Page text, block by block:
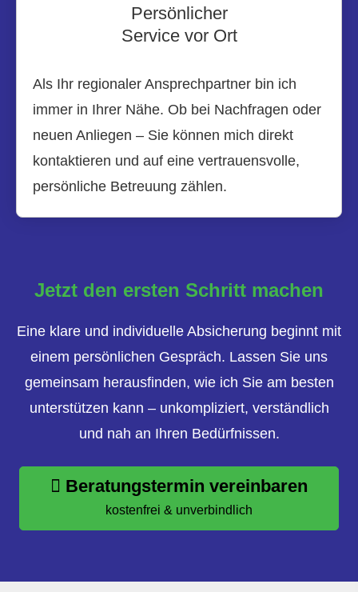
Persönlicher
Service vor Ort
Als Ihr regionaler Ansprechpartner bin ich
immer in Ihrer Nähe. Ob bei Nachfragen oder
neuen Anliegen – Sie können mich direkt
kontaktieren und auf eine vertrauensvolle,
persönliche Betreuung zählen.
Jetzt den ersten Schritt machen
Eine klare und individuelle Absicherung beginnt mit
einem persönlichen Gespräch. Lassen Sie uns
gemeinsam herausfinden, wie ich Sie am besten
unterstützen kann – unkompliziert, verständlich
und nah an Ihren Bedürfnissen.
Beratungstermin vereinbaren
kostenfrei & unverbindlich